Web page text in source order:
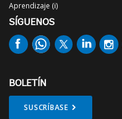
Aprendizaje (i)
SÍGUENOS
BOLETÍN
SUSCRÍBASE